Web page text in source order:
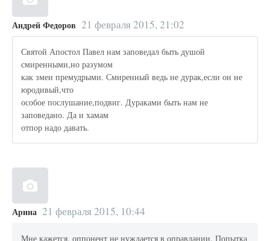
Андрей Федоров 21 февраля 2015, 21:02
Святой Апостол Павел нам заповедал быть душой
смиренными,но разумом
как змеи премудрыми. Смиренный ведь не дурак,если он не
юродивый,что
особое послушание,подвиг. Дураками быть нам не
заповедано. Да и хамам
отпор надо давать.
Арина 21 февраля 2015, 10:44
Мне кажется, оппонент не нуждается в оправдании. Попытка